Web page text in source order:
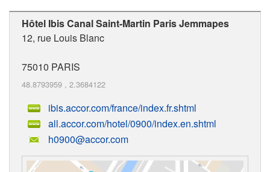
Hôtel Ibis Canal Saint-Martin Paris Jemmapes
12, rue Louis Blanc
75010 PARIS
48.8793959 , 2.3684122
ibis.accor.com/france/index.fr.shtml
all.accor.com/hotel/0900/index.en.shtml
h0900@accor.com